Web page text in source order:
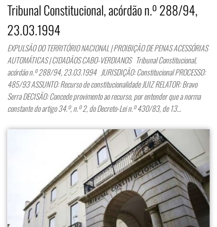
Tribunal Constitucional, acórdão n.º 288/94,
23.03.1994
EXPULSÃO DO TERRITÓRIO NACIONAL | PROIBIÇÃO DE PENAS ACESSÓRIAS
AUTOMÁTICAS | CIDADÃOS CABO-VERDIANOS Tribunal Constitucional,
acórdão n.º 288/94, 23.03.1994 JURISDIÇÃO: Constitucional PROCESSO:
485/93 ASSUNTO: Recurso de constitucionalidade JUIZ RELATOR: Bravo
Serra DECISÃO: Concede provimento ao recurso, por entender que a norma
constante do artigo 34.º, n.º 2, do Decreto-Lei n.º 430/83, de 13…